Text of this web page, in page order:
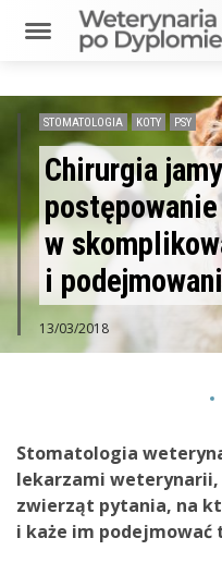
STOMATOLOGIA KOTY PSY
Chirurgia
postępowanie
w
i
13/03/2018
Stomatologia
lekarzami weterynarii,
zwierząt pytania, na
i każe im podejmować